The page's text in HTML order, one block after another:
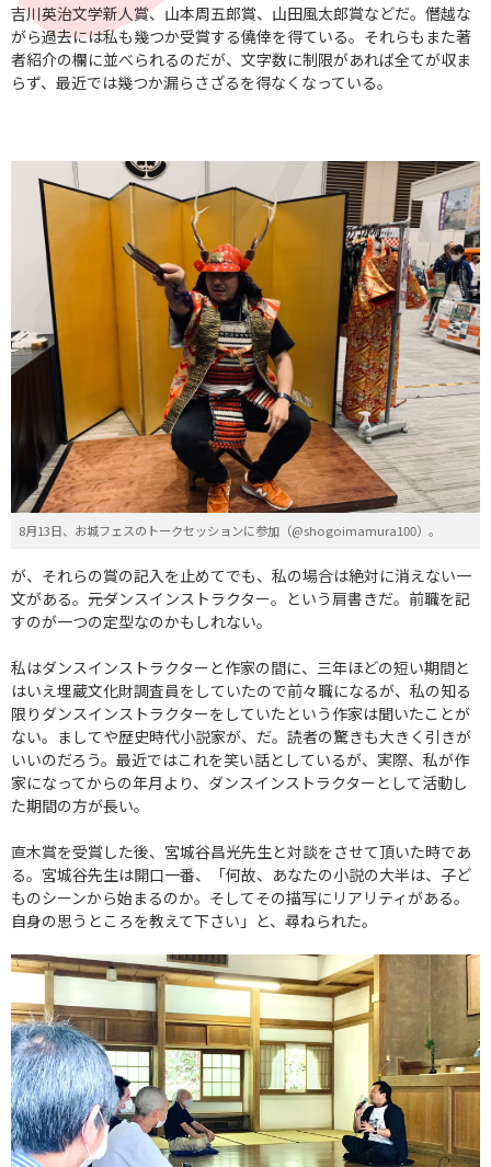
吉川英治文学新人賞、山本周五郎賞、山田風太郎賞などだ。僭越な
がら過去には私も幾つか受賞する僥倖を得ている。それらもまた著
者紹介の欄に並べられるのだが、文字数に制限があれば全てが収ま
らず、最近では幾つか漏らさざるを得なくなっている。
8月13日、お城フェスのトークセッションに参加（@shogoimamura100）。
が、それらの賞の記入を止めてでも、私の場合は絶対に消えない一
文がある。――元ダンスインストラクター。という肩書きだ。前職を記
すのが一つの定型なのかもしれない。
私はダンスインストラクターと作家の間に、三年ほどの短い期間と
はいえ埋蔵文化財調査員をしていたので前々職になるが、私の知る
限りダンスインストラクターをしていたという作家は聞いたことが
ない。ましてや歴史時代小説家が、だ。読者の驚きも大きく引きが
いいのだろう。最近ではこれを笑い話としているが、実際、私が作
家になってからの年月より、ダンスインストラクターとして活動し
た期間の方が長い。
直木賞を受賞した後、宮城谷昌光先生と対談をさせて頂いた時であ
る。宮城谷先生は開口一番、「何故、あなたの小説の大半は、子ど
ものシーンから始まるのか。そしてその描写にリアリティがある。
自身の思うところを教えて下さい」と、尋ねられた。